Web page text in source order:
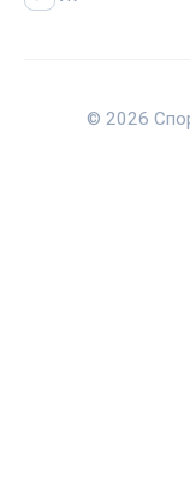
© 2026